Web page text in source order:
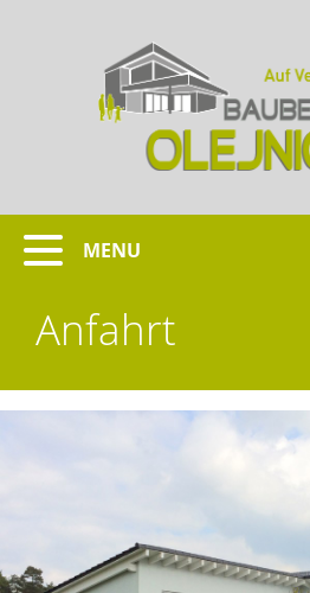
MENU
Anfahrt